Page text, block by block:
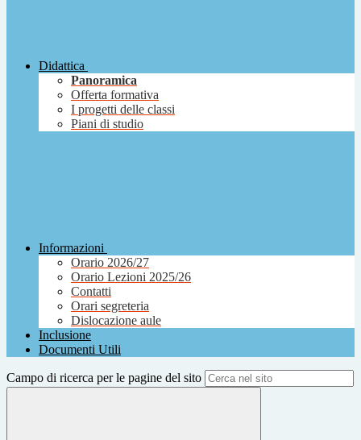
Didattica
Panoramica
Offerta formativa
I progetti delle classi
Piani di studio
Informazioni
Orario 2026/27
Orario Lezioni 2025/26
Contatti
Orari segreteria
Dislocazione aule
Inclusione
Documenti Utili
Campo di ricerca per le pagine del sito